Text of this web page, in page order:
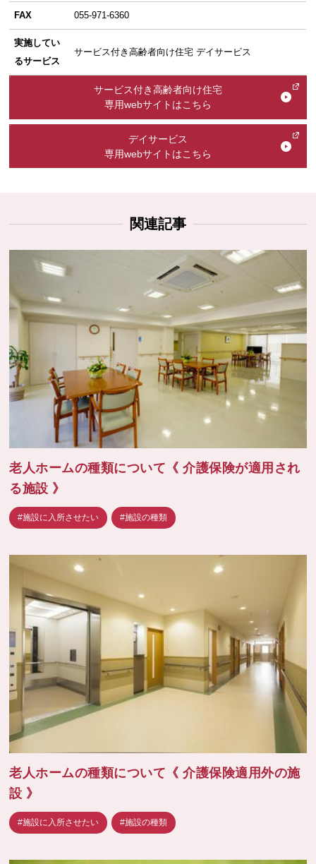
FAX 055-971-6360
実施してい
るサービス
サービス付き高齢者向け住宅 デイサービス
サービス付き高齢者向け住宅
専用webサイトはこちら
デイサービス
専用webサイトはこちら
関連記事
老人ホームの種類について《 介護保険が適用され
る施設 》
#施設に入所させたい #施設の種類
老人ホームの種類について《 介護保険適用外の施
設 》
#施設に入所させたい #施設の種類